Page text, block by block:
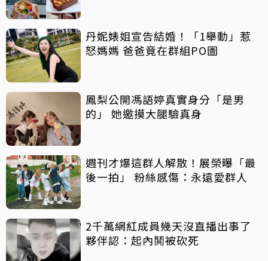
丹妮婊姐宣告結婚！「1舉動」惹
怒媽媽 爸爸竟在群組PO圖
鳳梨公開馮語婷真實身分「是男
的」 她邀摸大腿驗真身
週刊才爆這群人解散！展榮曝「最
後一拍」 粉絲感傷：永遠愛群人
2千萬網紅成員幾天沒直播出事了
夥伴認：起內鬨被砍死